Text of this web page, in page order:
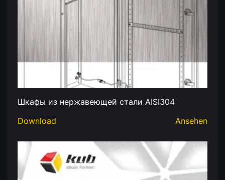
Шкафы из нержавеющей стали AISI304
Download
Ansehen